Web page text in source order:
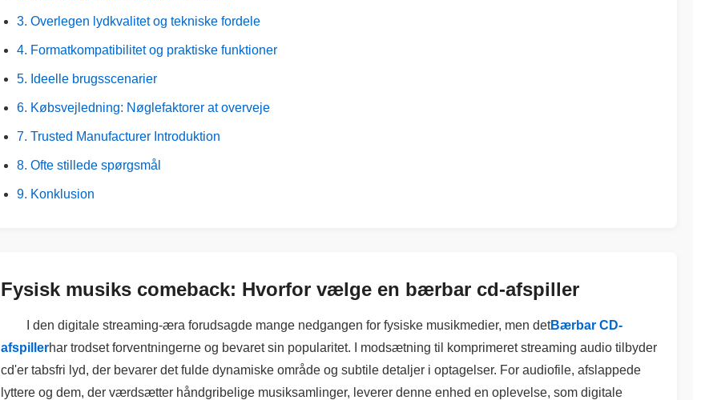
3. Overlegen lydkvalitet og tekniske fordele
4. Formatkompatibilitet og praktiske funktioner
5. Ideelle brugsscenarier
6. Købsvejledning: Nøglefaktorer at overveje
7. Trusted Manufacturer Introduktion
8. Ofte stillede spørgsmål
9. Konklusion
Fysisk musiks comeback: Hvorfor vælge en bærbar cd-afspiller
I den digitale streaming-æra forudsagde mange nedgangen for fysiske musikmedier, men detBærbar CD-
afspillerhar trodset forventningerne og bevaret sin popularitet. I modsætning til komprimeret streaming audio tilbyder
cd'er tabsfri lyd, der bevarer det fulde dynamiske område og subtile detaljer i optagelser. For audiofile, afslappede
lyttere og dem, der værdsætter håndgribelige musiksamlinger, leverer denne enhed en oplevelse, som digitale